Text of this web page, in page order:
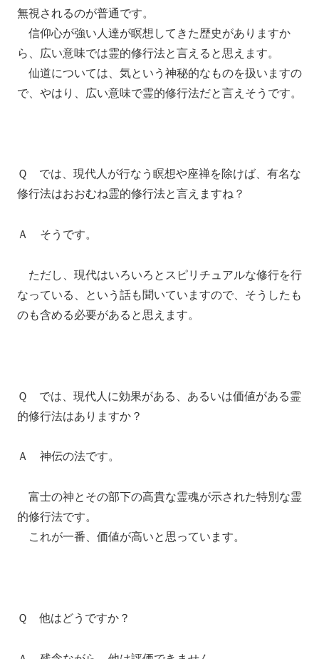
無視されるのが普通です。
信仰心が強い人達が瞑想してきた歴史がありますか
ら、広い意味では霊的修行法と言えると思えます。
仙道については、気という神秘的なものを扱いますの
で、やはり、広い意味で霊的修行法だと言えそうです。
Ｑ では、現代人が行なう瞑想や座禅を除けば、有名な
修行法はおおむね霊的修行法と言えますね？
Ａ そうです。
ただし、現代はいろいろとスピリチュアルな修行を行
なっている、という話も聞いていますので、そうしたも
のも含める必要があると思えます。
Ｑ では、現代人に効果がある、あるいは価値がある霊
的修行法はありますか？
Ａ 神伝の法です。
富士の神とその部下の高貴な霊魂が示された特別な霊
的修行法です。
これが一番、価値が高いと思っています。
Ｑ 他はどうですか？